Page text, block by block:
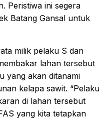
Peristiwa ini segera
Batang Gansal untuk
milik pelaku S dan
lahan tersebut
yang akan ditanami
kelapa sawit. “Pelaku
di lahan tersebut
yang kita tetapkan